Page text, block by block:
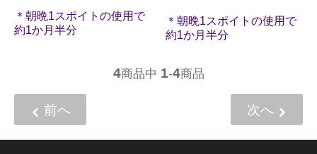
＊朝晩1スポイトの使用で
約1か月半分
＊朝晩1スポイトの使用で
約1か月半分
4商品中 1-4商品
前へ 次へ